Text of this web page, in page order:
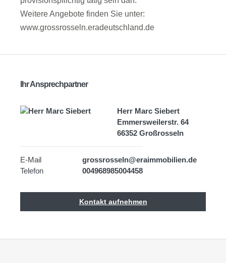
Weitere Angebote finden Sie unter:
www.grossrosseln.eradeutschland.de
Ihr Ansprechpartner
Herr Marc Siebert
Emmersweilerstr. 64
66352 Großrosseln
E-Mail
grossrosseln@eraimmobilien.de
Telefon
004968985004458
Kontakt aufnehmen